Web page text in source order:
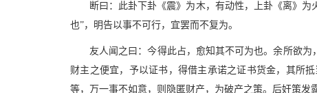
断曰：此卦下卦《震》为木，有动性，上卦《离》
也”，明告以事不可行，宜罢而不复为。
友人闻之曰：今得此占，愈知其不可为也。余所欲
财主之便宜，予以证书，得借主承诺之证书货金，其所
等，万一事不如意，则隐匿财产，为破产之策。后奸策发